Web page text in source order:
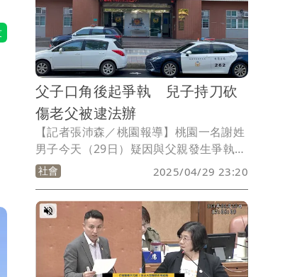
父子口角後起爭執 兒子持刀砍
傷老父被逮法辦
【記者張沛森／桃園報導】桃園一名謝姓
男子今天（29日）疑因與父親發生爭執，
涉嫌在國小校門附近持刀砍傷老父，還好
謝父送醫急救後尚無大礙，警方隨後逮捕
謝男到案依殺人未遂罪嫌偵辦中，
社會 2025/04/29 23:20